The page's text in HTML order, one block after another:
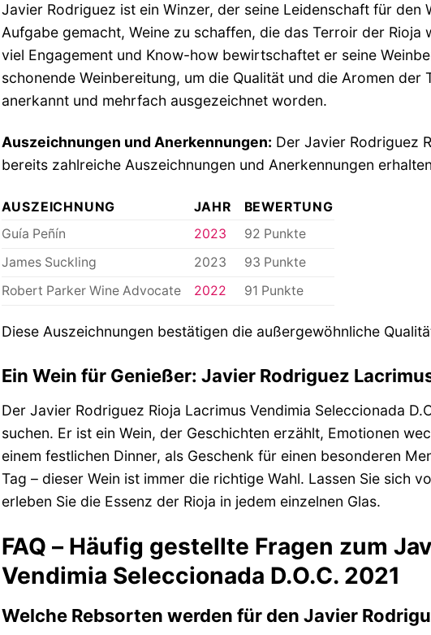
Javier Rodriguez ist ein Winzer, der seine Leidenschaft für
Aufgabe gemacht, Weine zu schaffen, die das Terroir der
viel Engagement und Know-how bewirtschaftet er seine
schonende Weinbereitung, um die Qualität und die Aromen
anerkannt und mehrfach ausgezeichnet worden.
Auszeichnungen und Anerkennungen: Der Javier Rodriguez
bereits zahlreiche Auszeichnungen und Anerkennungen
AUSZEICHNUNG JAHR
BEWERTUNG
Guía Peñín
2023
92 Punkte
James Suckling
2023
93 Punkte
Robert Parker Wine Advocate
2022 91 Punkte
Diese Auszeichnungen bestätigen die außergewöhnliche
Ein Wein für Genießer: Javier Rodriguez
Der Javier Rodriguez Rioja Lacrimus Vendimia Seleccionada
suchen. Er ist ein Wein, der Geschichten erzählt, Emotionen
einem festlichen Dinner, als Geschenk für einen besonderen
Tag – dieser Wein ist immer die richtige Wahl. Lassen Sie sich
erleben Sie die Essenz der Rioja in jedem einzelnen Glas.
FAQ – Häufig gestellte Fragen zum
Vendimia Seleccionada D.O.C. 2021
Welche Rebsorten werden für den Javier